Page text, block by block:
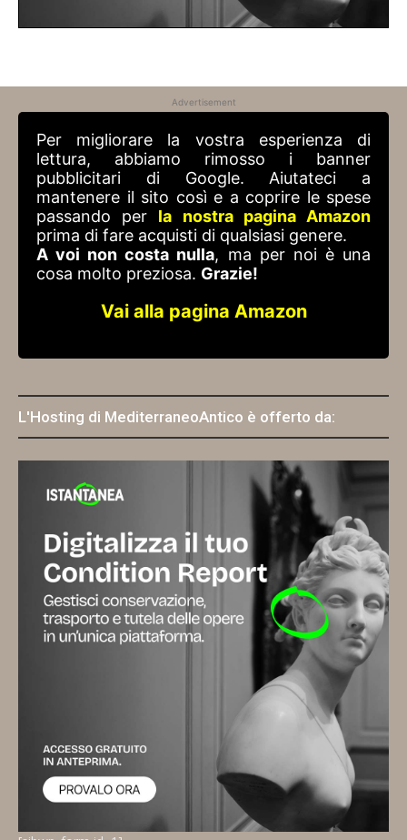
Advertisement
Per migliorare la vostra esperienza di
lettura, abbiamo rimosso i banner
pubblicitari di Google. Aiutateci a
mantenere il sito così e a coprire le spese
passando per la nostra pagina Amazon
prima di fare acquisti di qualsiasi genere.
A voi non costa nulla, ma per noi è una
cosa molto preziosa. Grazie!
Vai alla pagina Amazon
L'Hosting di MediterraneoAntico è offerto da: